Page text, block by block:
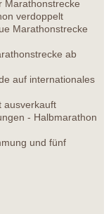
Marathonstrecke
verdoppelt
Marathonstrecke
ab
auf internationales
ausverkauft
- Halbmarathon
und fünf